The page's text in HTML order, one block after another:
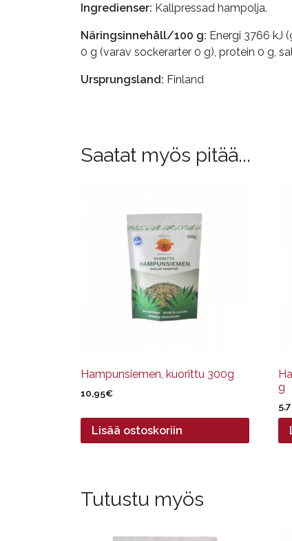
Ingredienser: Kallpressad hampolja.
Näringsinnehåll/100 g: Energi 3766 kJ
0 g (varav sockerarter 0 g), protein 0 g,
Ursprungsland: Finland
Saatat myös pitää...
Hampunsiemen, kuorittu 300g
10,95€
Lisää ostoskoriin
g
Tutustu myös